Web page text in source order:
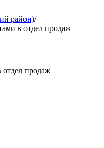
район)/
в отдел продаж
отдел продаж